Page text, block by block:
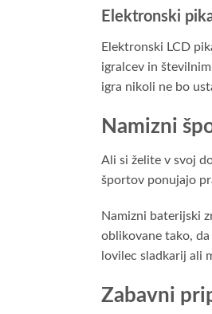
Elektronski
Elektronski LCD
igralcev in
igra nikoli ne bo
Namizni
Ali si želite v svoj
športov ponujajo
Namizni baterijski
oblikovane tako,
lovilec sladkarij ali
Zabavni